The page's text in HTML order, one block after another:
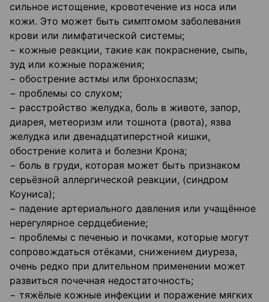
сильное истощение, кровотечение из носа или
кожи. Это может быть симптомом заболевания
крови или лимфатической системы;
− кожные реакции, такие как покраснение, сыпь,
зуд или кожные поражения;
− обострение астмы или бронхоспазм;
− проблемы со слухом;
− расстройство желудка, боль в животе, запор,
диарея, метеоризм или тошнота (рвота), язва
желудка или двенадцатиперстной кишки,
обострение колита и болезни Крона;
− боль в груди, которая может быть признаком
серьёзной аллергической реакции, (синдром
Коуниса);
− падение артериального давления или учащённое
нерегулярное сердцебиение;
− проблемы с печенью и почками, которые могут
сопровождаться отёками, снижением диуреза,
очень редко при длительном применении может
развиться почечная недостаточность;
− тяжёлые кожные инфекции и поражение мягких